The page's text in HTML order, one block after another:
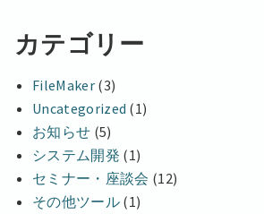
カテゴリー
FileMaker(3)
Uncategorized (1)
お知らせ (5)
システム開発 (1)
セミナー・座談会 (12)
その他ツール(1)